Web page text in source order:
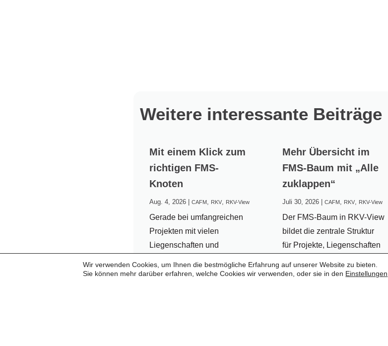
Weitere interessante Beiträge
Mit einem Klick zum
richtigen FMS-
Knoten
Aug. 4, 2026 |CAFM RKV RKV-View
Gerade bei umfangreichen
Projekten mit vielen
Liegenschaften und
Navigation entscheidend.
Mehr Übersicht im
FMS-Baum mit „Alle
zuklappen“
Juli 30, 2026| CAFM, RKV, RKV-View
Der FMS-Baum in RKV-View
bildet die zentrale Struktur
für Projekte, Liegenschaften
umfangreichen
Wir verwenden Cookies, um Ihnen die bestmögliche Erfahrung auf unserer Website zu bieten.
Sie können mehr darüber erfahren, welche Cookies wir verwenden, oder sie in den Einstellungen